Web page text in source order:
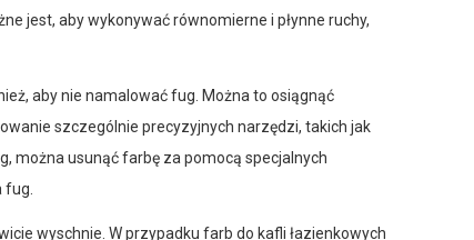
jest, aby wykonywać równomierne i płynne ruchy,
aby nie namalować fug. Można to osiągnąć
szczególnie precyzyjnych narzędzi, takich jak
można usunąć farbę za pomocą specjalnych
fug.
wyschnie. W przypadku farb do kafli łazienkowych